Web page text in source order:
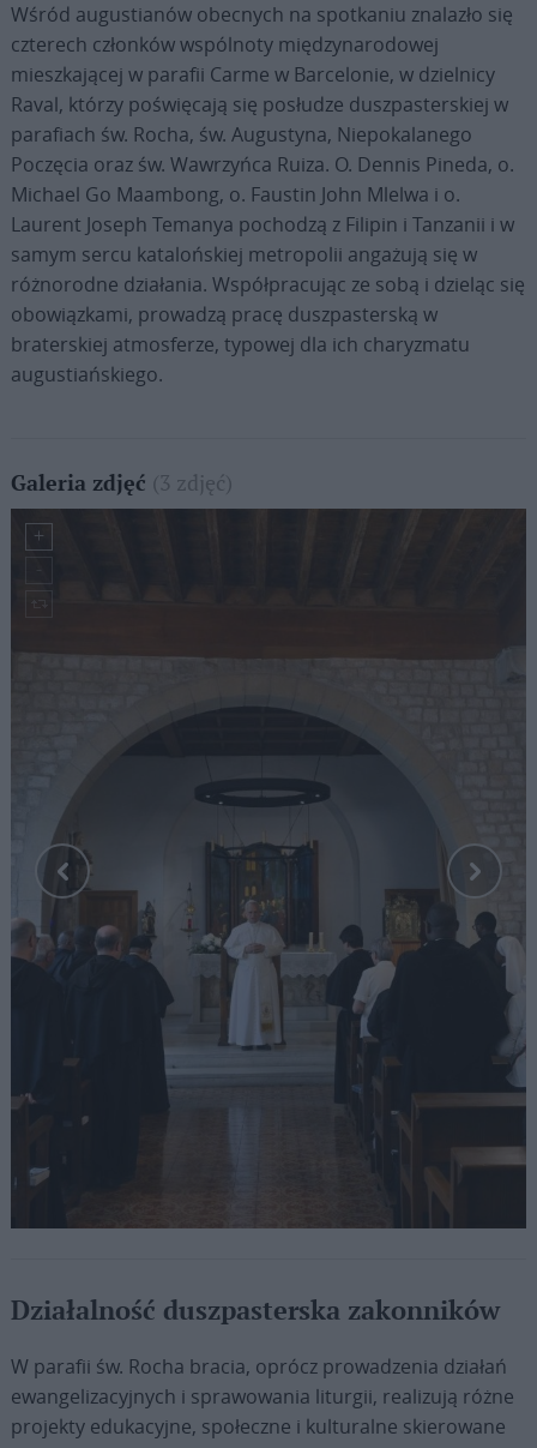
Wśród augustianów obecnych na spotkaniu znalazło się
czterech członków wspólnoty międzynarodowej
mieszkającej w parafii Carme w Barcelonie, w dzielnicy
Raval, którzy poświęcają się posłudze duszpasterskiej w
parafiach św. Rocha, św. Augustyna, Niepokalanego
Poczęcia oraz św. Wawrzyńca Ruiza. O. Dennis Pineda, o.
Michael Go Maambong, o. Faustin John Mlelwa i o.
Laurent Joseph Temanya pochodzą z Filipin i Tanzanii i w
samym sercu katalońskiej metropolii angażują się w
różnorodne działania. Współpracując ze sobą i dzieląc się
obowiązkami, prowadzą pracę duszpasterską w
braterskiej atmosferze, typowej dla ich charyzmatu
augustiańskiego.
Galeria zdjęć (3 zdjęć)
Działalność duszpasterska zakonników
W parafii św. Rocha bracia, oprócz prowadzenia działań
ewangelizacyjnych i sprawowania liturgii, realizują różne
projekty edukacyjne, społeczne i kulturalne skierowane